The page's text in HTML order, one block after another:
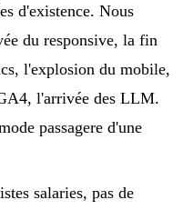
d'existence. Nous
du responsive, la fin
l'explosion du mobile,
l'arrivée des LLM.
passagere d'une
salaries, pas de